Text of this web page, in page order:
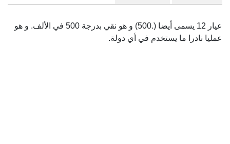
عيار 12 يسمى أيضا (.500) و هو نقي بدرجة 500 في الألف. و هو
عمليا نادرا ما يستخدم في أي دولة.